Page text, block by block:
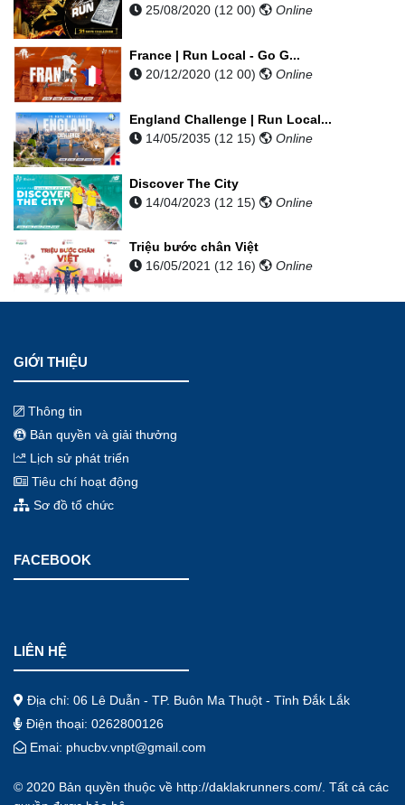
25/08/2020 (12 00)
Online
France | Run Local - Go G...
20/12/2020 (12 00)
Online
England Challenge | Run Local...
14/05/2035 (12 15)
Online
Discover The City
14/04/2023 (12 15)
Online
Triệu bước chân Việt
16/05/2021 (12 16)
Online
GIỚI THIỆU
Thông tin
Bản quyền và giải thưởng
Lịch sử phát triển
Tiêu chí hoạt động
Sơ đồ tổ chức
FACEBOOK
LIÊN HỆ
Địa chỉ: 06 Lê Duẫn - TP. Buôn Ma Thuột - Tỉnh Đắk Lắk
Điện thoại: 0262800126
Emai: phucbv.vnpt@gmail.com
© 2020 Bản quyền thuộc về http://daklakrunners.com/ . Tất cả các